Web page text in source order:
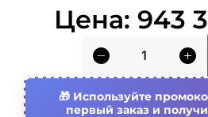
Дистанционное управление
Количество полюсов
Цена: 943
Используйте
первый заказ и